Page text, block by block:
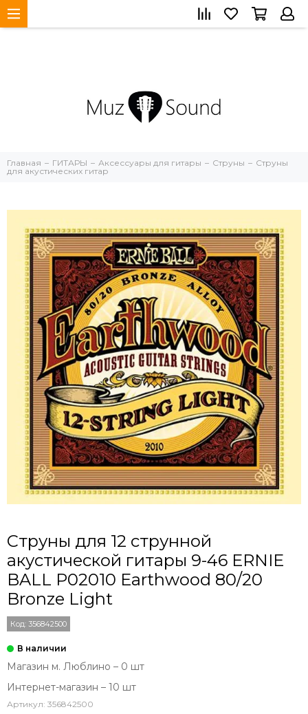
Главная ГИТАРЫ Аксессуары для гитары Струны
Струны
для акустических гитар
Струны для 12 струнной
акустической гитары 9-46 ERNIE
BALL P02010 Earthwood 80/20
Bronze Light
Код: 356842500
Магазин м. Люблино – 0 шт
Интернет-магазин – 10 шт
Артикул: 356842500